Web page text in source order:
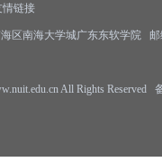
情链接
区南海大学城广东东软学院 邮
All Rights Reserved